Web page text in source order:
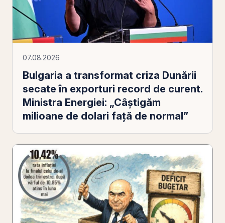
07.08.2026
Bulgaria a transformat criza Dunării
secate în exporturi record de curent.
Ministra Energiei: „Câștigăm
milioane de dolari față de normal”